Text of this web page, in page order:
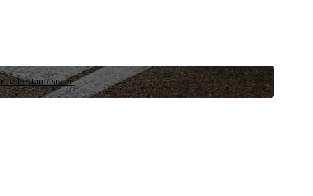
test ortamı sunar.